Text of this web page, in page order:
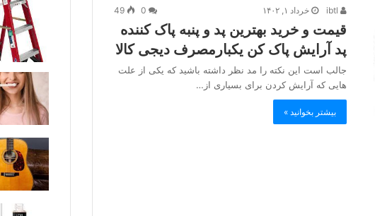
خرداد ۱, ۱۴۰۲ 49
قیمت و خرید بهترین پد و پنبه پاک کننده
پد آرایش پاک کن یکبارمصرف دیجی کالا
جالب است این نکته را مد نظر داشته باشید که یکی از علت
هایی که آرایش کردن برای بسیاری از…
بیشتر بخوانید »